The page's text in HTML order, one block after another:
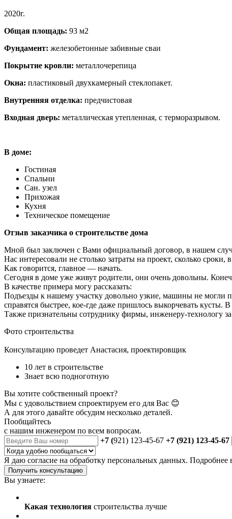
2020г.
Общая площадь: 93 м2
Фундамент: железобетонные забивные сваи
Покрытие кровли: металлочерепица
Окна: пластиковый двухкамерный стеклопакет.
Внутренняя отделка: предчистовая
Входная дверь: металлическая утепленная, с терморазрывом.
В доме:
Гостиная
Спальни
Сан. узел
Прихожая
Кухня
Техническое помещение
Отзыв заказчика о строительстве дома
Мной был заключен с Вами официальный договор, в нашем
Нас интересовали не столько затраты на проект, сколько
Как говорится, главное — начать.
Сегодня в доме уже живут родители, они очень довольны.
В качестве примера могу рассказать:
Подъезды к нашему участку довольно узкие, машины не могли
справятся быстрее, кое-где даже пришлось выкорчевать кусты.
Также признательны сотруднику фирмы, инженеру-технологу
Фото строительства
Консультацию проведет Анастасия, проектировщик
10 лет в строительстве
Знает всю подноготную
Вы хотите собственный проект?
Мы с удовольствием спроектируем его для Вас 😊
А для этого давайте обсудим несколько деталей.
Пообщайтесь
с нашим инженером по всем вопросам.
+7 (921) 123-45-67 +7 (921) 123-45-67
Я даю согласие на обработку персональных данных. Подробнее
Получить консультацию
Вы узнаете:
Какая технология строительства лучше